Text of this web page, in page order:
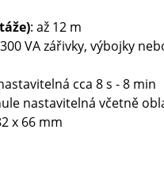
: až 12 m
VA zářivky, výbojky
cca 8 s - 8 min
nastavitelná včetně
x 66 mm